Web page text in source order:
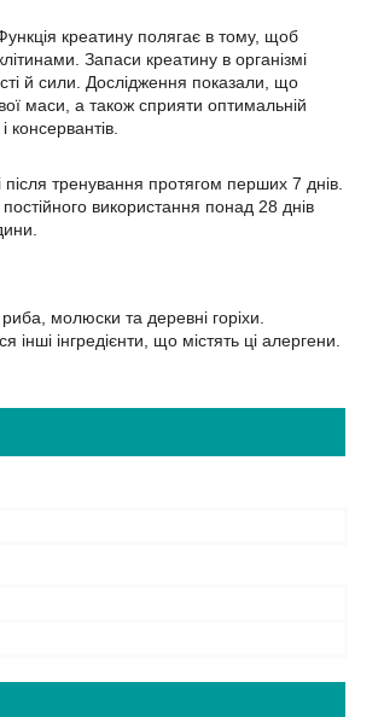
креатину полягає в тому, щоб
Запаси креатину в організмі
й сили. Дослідження показали, що
маси, а також сприяти оптимальній
консервантів.
тренування протягом перших 7 днів.
використання понад 28 днів
молюски та деревні горіхи.
інгредієнти, що містять ці алергени.